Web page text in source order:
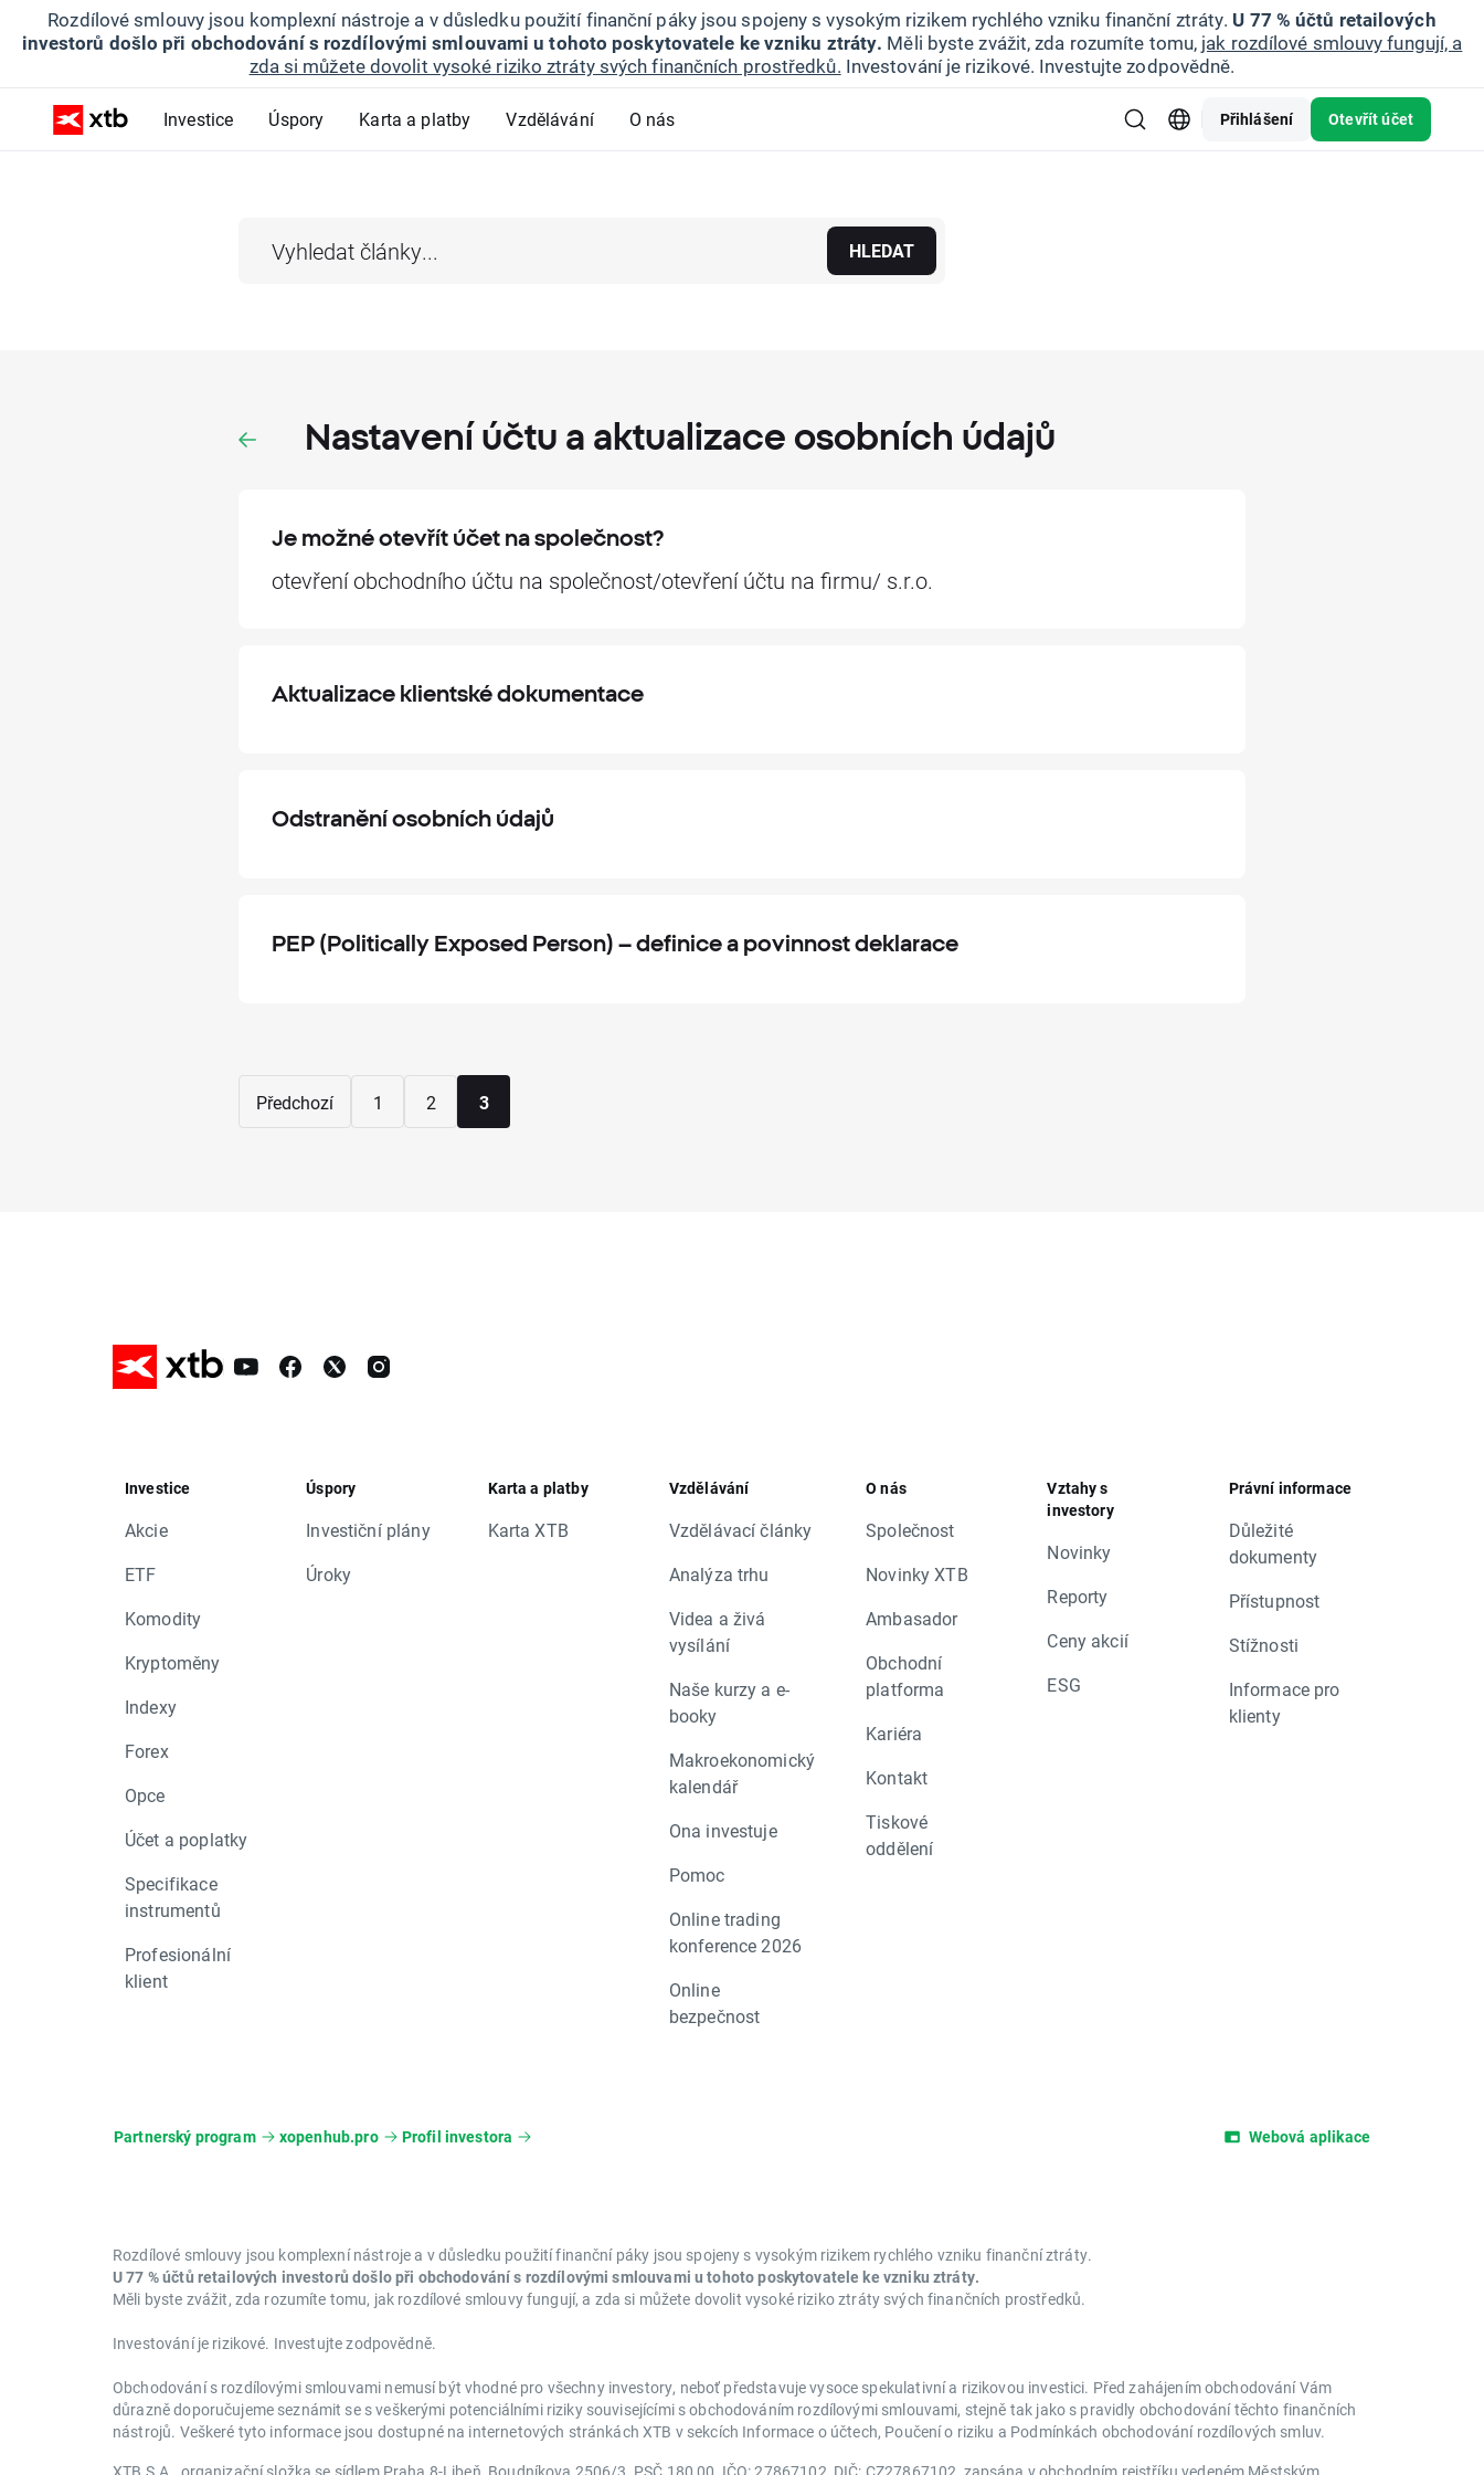
Rozdílové smlouvy jsou komplexní nástroje a v důsledku použití finanční páky jsou spojeny s vysokým rizikem rychlého vzniku finanční ztráty. U 77 % účtů retailových
investorů došlo při obchodování s rozdílovými smlouvami u tohoto poskytovatele ke vzniku ztráty. Měli byste zvážit, zda rozumíte tomu, jak rozdílové smlouvy fungují, a
zda si můžete dovolit vysoké riziko ztráty svých finančních prostředků. Investování je rizikové. Investujte zodpovědně.
Investice Úspory Karta a platby Vzdělávání O nás Přihlášení Otevřít účet
HLEDAT
Nastavení účtu a aktualizace osobních údajů
Je možné otevřít účet na společnost?
otevření obchodního účtu na společnost/otevření účtu na firmu/ s.r.o.
Aktualizace klientské dokumentace
Odstranění osobních údajů
PEP (Politically Exposed Person) – definice a povinnost deklarace
Předchozí 1 2 3
Investice
Akcie
ETF
Komodity
Kryptoměny
Indexy
Forex
Opce
Účet a poplatky
Specifikace
instrumentů
Profesionální
klient
Úspory
Investiční plány
Úroky
Karta a platby
Karta XTB
Vzdělávání
Vzdělávací články
Analýza trhu
Videa a živá
vysílání
Naše kurzy a e-
booky
Makroekonomický
kalendář
Ona investuje
Pomoc
Online trading
konference 2026
Online
bezpečnost
O nás
Společnost
Novinky XTB
Ambasador
Obchodní
platforma
Kariéra
Kontakt
Tiskové
oddělení
Vztahy s
investory
Novinky
Reporty
Ceny akcií
ESG
Právní informace
Důležité
dokumenty
Přístupnost
Stížnosti
Informace pro
klienty
Partnerský program xopenhub.pro Profil investora Webová aplikace
Rozdílové smlouvy jsou komplexní nástroje a v důsledku použití finanční páky jsou spojeny s vysokým rizikem rychlého vzniku finanční ztráty.
U 77 % účtů retailových investorů došlo při obchodování s rozdílovými smlouvami u tohoto poskytovatele ke vzniku ztráty.
Měli byste zvážit, zda rozumíte tomu, jak rozdílové smlouvy fungují, a zda si můžete dovolit vysoké riziko ztráty svých finančních prostředků.
Investování je rizikové. Investujte zodpovědně.
Obchodování s rozdílovými smlouvami nemusí být vhodné pro všechny investory, neboť představuje vysoce spekulativní a rizikovou investici. Před zahájením obchodování Vám
důrazně doporučujeme seznámit se s veškerými potenciálními riziky souvisejícími s obchodováním rozdílovými smlouvami, stejně tak jako s pravidly obchodování těchto finančních
nástrojů. Veškeré tyto informace jsou dostupné na internetových stránkách XTB v sekcích Informace o účtech, Poučení o riziku a Podmínkách obchodování rozdílových smluv.